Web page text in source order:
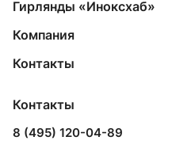
Гирлянды «Иноксхаб»
Компания
Контакты
Контакты
8 (495) 120-04-89